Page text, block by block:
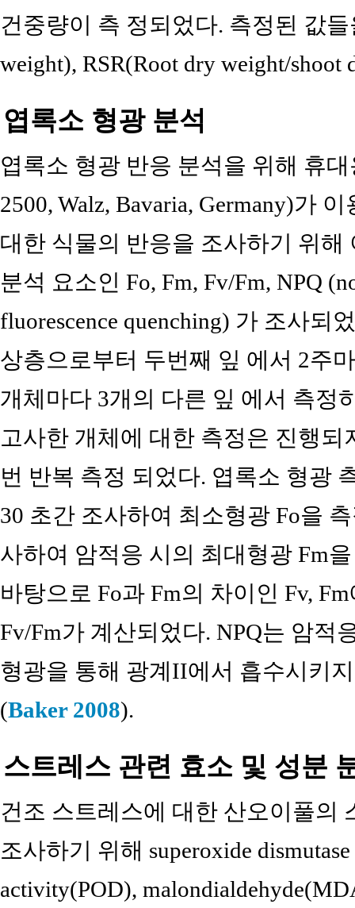
건중량이 측 정되었다. 측정된 값
weight), RSR(Root dry weight/
엽록소 형광 분석
엽록소 형광 반응 분석을 위해 휴
2500, Walz, Bavaria, Germany)가
대한 식물의 반응을 조사하기 위
분석 요소인 Fo, Fm, Fv/Fm, NPQ
fluorescence quenching) 가 조사되
상층으로부터 두번째 잎 에서 2주
개체마다 3개의 다른 잎 에서 측정
고사한 개체에 대한 측정은 진행
번 반복 측정 되었다. 엽록소 형광
30 초간 조사하여 최소형광 Fo을
사하여 암적응 시의 최대형광 Fm
바탕으로 Fo과 Fm의 차이인 Fv,
Fv/Fm가 계산되었다. NPQ는 암적
형광을 통해 광계II에서 흡수시키
(Baker 2008).
스트레스 관련 효소 및 성분
건조 스트레스에 대한 산오이풀의
조사하기 위해 superoxide
activity(POD),